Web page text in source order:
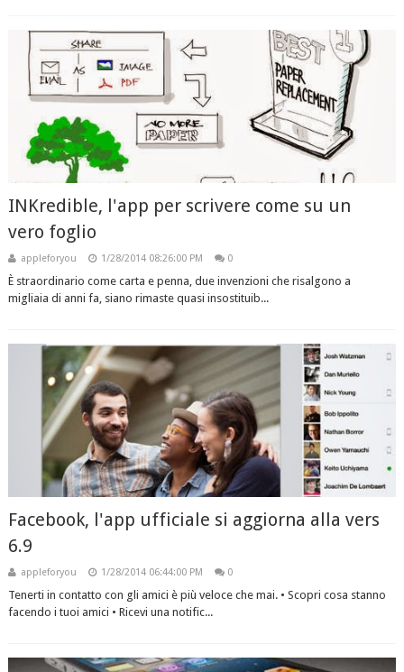
INKredible, l'app per scrivere come su un
vero foglio
appleforyou 1/28/2014 08:26:00 PM 0
È straordinario come carta e penna, due invenzioni che risalgono a
migliaia di anni fa, siano rimaste quasi insostituib...
Facebook, l'app ufficiale si aggiorna alla vers
6.9
appleforyou 1/28/2014 06:44:00 PM 0
Tenerti in contatto con gli amici è più veloce che mai. • Scopri cosa stanno
facendo i tuoi amici • Ricevi una notific...